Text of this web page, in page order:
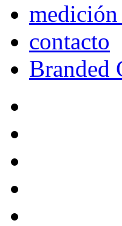
medición
contacto
Branded